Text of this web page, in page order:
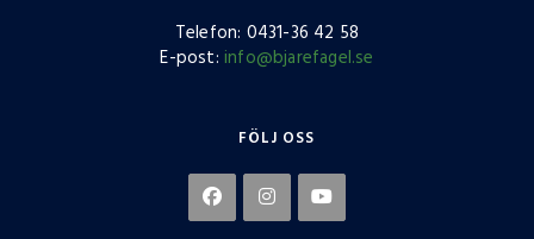
Telefon: 0431-36 42 58
E-post: info@bjarefagel.se
FÖLJ OSS